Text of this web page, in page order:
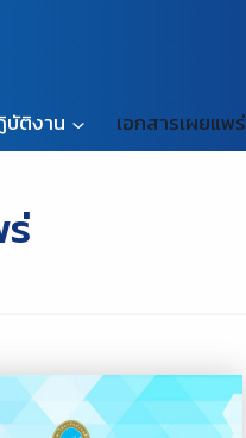
ติงาน เอกสารเผยแพร่